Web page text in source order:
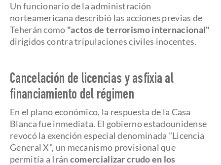
Un funcionario de la administración
norteamericana describió las acciones previas de
Teherán como "actos de terrorismo internacional"
dirigidos contra tripulaciones civiles inocentes.
Cancelación de licencias y asfixia al
financiamiento del régimen
En el plano económico, la respuesta de la Casa
Blanca fue inmediata. El gobierno estadounidense
revocó la exención especial denominada "Licencia
General X", un mecanismo provisional que
permitía a Irán comercializar crudo en los